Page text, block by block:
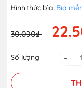
Hình thức bìa: Bìa
30.000₫
Số lượng –